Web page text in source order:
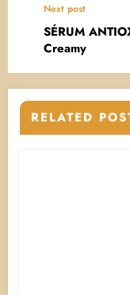
Next post
SÉRUM
Creamy
RELATED